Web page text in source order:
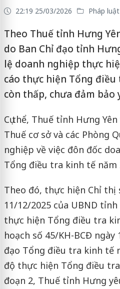
22:19 25/03/2026 Pháp
Theo Thuế tỉnh Hưng
do Ban Chỉ đạo tỉnh
lệ doanh nghiệp thực
cáo thực hiện Tổng
còn thấp, chưa đảm bảo
Cụ thể, Thuế tỉnh Hưng
Thuế cơ sở và các Phòng
nghiệp về việc đôn đốc
Tổng điều tra kinh tế năm
Theo đó, thực hiện Chỉ thị
11/12/2025 của UBND
thực hiện Tổng điều tra
hoạch số 45/KH-BCĐ ngày
đạo Tổng điều tra kinh tế
độ thực hiện Tổng điều
đoạn 2, Thuế tỉnh Hưng